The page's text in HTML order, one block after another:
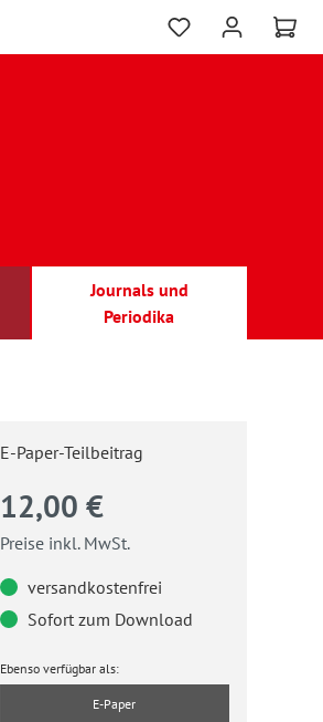
Journals und
Periodika
E-Paper-Teilbeitrag
12,00 €
Preise inkl. MwSt.
versandkostenfrei
Sofort zum Download
Ebenso verfügbar als:
E-Paper